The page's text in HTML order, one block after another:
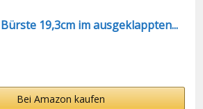
19,3cm im ausgeklappten...
Bei Amazon kaufen